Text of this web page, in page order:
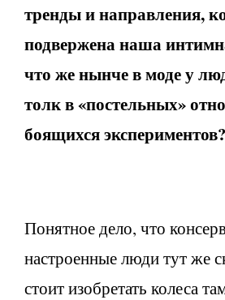
тренды и направления,
подвержена наша
что же нынче в моде у
толк в «постельных»
боящихся экспериментов?
Понятное дело, что
настроенные люди тут же
стоит изобретать колеса